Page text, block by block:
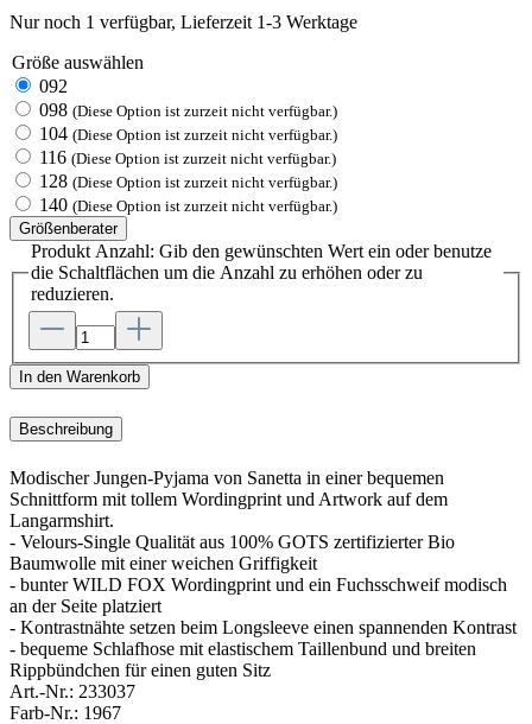
Nur noch 1 verfügbar, Lieferzeit 1-3 Werktage
Größe auswählen
092
098 (Diese Option ist zurzeit nicht verfügbar.)
104 (Diese Option ist zurzeit nicht verfügbar.)
116 (Diese Option ist zurzeit nicht verfügbar.)
128 (Diese Option ist zurzeit nicht verfügbar.)
140 (Diese Option ist zurzeit nicht verfügbar.)
Größenberater
Produkt Anzahl: Gib den gewünschten Wert ein oder benutze
die Schaltflächen um die Anzahl zu erhöhen oder zu
reduzieren.
In den Warenkorb
Beschreibung
Modischer Jungen-Pyjama von Sanetta in einer bequemen
Schnittform mit tollem Wordingprint und Artwork auf dem
Langarmshirt.
- Velours-Single Qualität aus 100% GOTS zertifizierter Bio
Baumwolle mit einer weichen Griffigkeit
- bunter WILD FOX Wordingprint und ein Fuchsschweif modisch
an der Seite platziert
- Kontrastnähte setzen beim Longsleeve einen spannenden Kontrast
- bequeme Schlafhose mit elastischem Taillenbund und breiten
Rippbündchen für einen guten Sitz
Art.-Nr.: 233037
Farb-Nr.: 1967